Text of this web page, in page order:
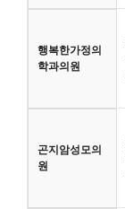
행복한가정의
학과의원
곤지암성모의
원